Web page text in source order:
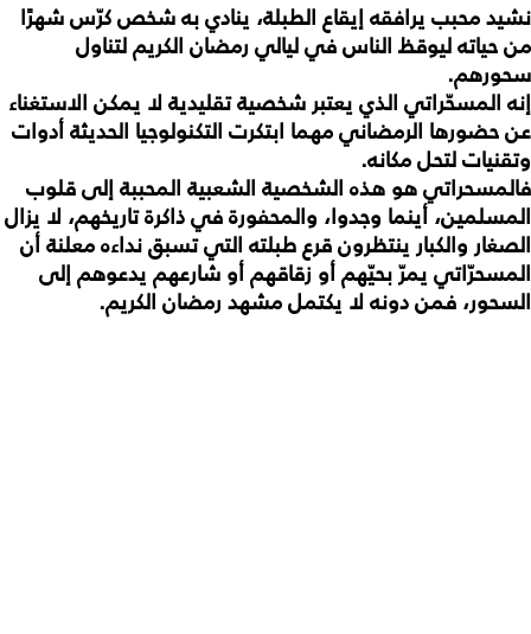
نشيد محبب يرافقه إيقاع الطبلة، ينادي به شخص كرّس شهرًا
من حياته ليوقظ الناس في ليالي رمضان الكريم لتناول
سحورهم.
إنه المسحّراتي الذي يعتبر شخصية تقليدية لا يمكن الاستغناء
عن حضورها الرمضاني مهما ابتكرت التكنولوجيا الحديثة أدوات
وتقنيات لتحل مكانه.
فالمسحراتي هو هذه الشخصية الشعبية المحببة إلى قلوب
المسلمين، أينما وجدوا، والمحفورة في ذاكرة تاريخهم، لا يزال
الصغار والكبار ينتظرون قرع طبلته التي تسبق نداءه معلنة أن
المسحرّاتي يمرّ بحيّهم أو زقاقهم أو شارعهم يدعوهم إلى
السحور، فمن دونه لا يكتمل مشهد رمضان الكريم.